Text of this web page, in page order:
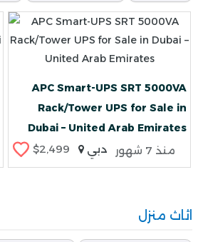
APC Smart-UPS SRT 5000VA
Rack/Tower UPS for Sale in
Dubai – United Arab Emirates
$2,499 دبي منذ 7 شهور
اثاث منزل